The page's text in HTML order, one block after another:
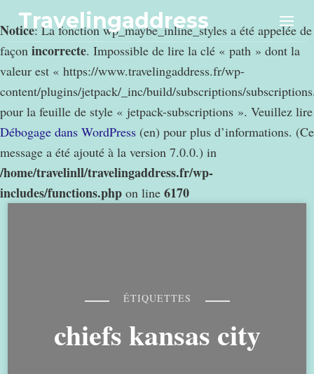
Notice: La fonction wp_maybe_inline_styles a été appelée de
façon incorrecte. Impossible de lire la clé « path » dont la
valeur est « https://www.travelingaddress.fr/wp-
content/plugins/jetpack/_inc/build/subscriptions/
pour la feuille de style « jetpack-subscriptions ». Veuillez lire
Débogage dans WordPress (en) pour plus d’informations. (Ce
message a été ajouté à la version 7.0.0.) in
/home/travelinll/travelingaddress.fr/wp-
includes/functions.php on line 6170
Travelingaddress
ÉTIQUETTES
chiefs kansas city